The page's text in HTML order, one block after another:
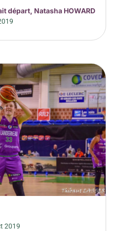
départ, Natasha HOWARD
2019